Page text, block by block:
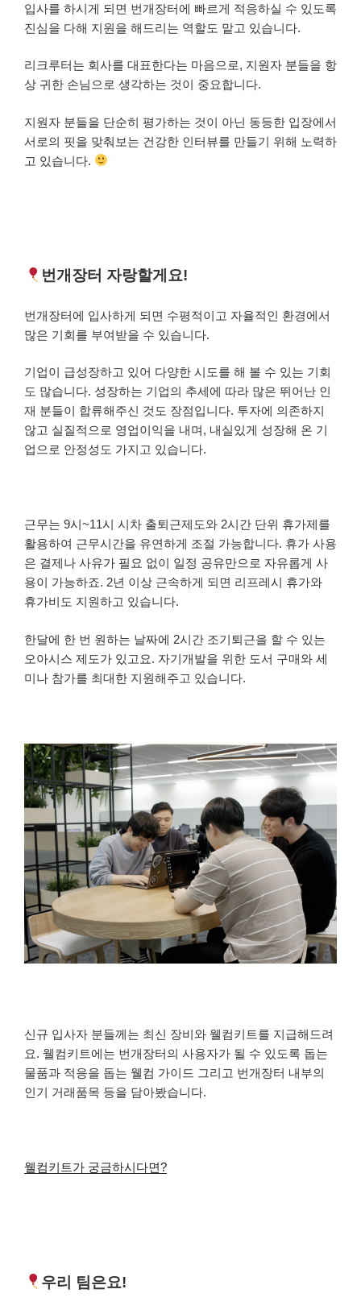
입사를 하시게 되면 번개장터에 빠르게 적응하실 수 있도록
진심을 다해 지원을 해드리는 역할도 맡고 있습니다.
리크루터는 회사를 대표한다는 마음으로, 지원자 분들을 항
상 귀한 손님으로 생각하는 것이 중요합니다.
지원자 분들을 단순히 평가하는 것이 아닌 동등한 입장에서
서로의 핏을 맞춰보는 건강한 인터뷰를 만들기 위해 노력하
고 있습니다.
번개장터 자랑할게요!
번개장터에 입사하게 되면 수평적이고 자율적인 환경에서
많은 기회를 부여받을 수 있습니다.
기업이 급성장하고 있어 다양한 시도를 해 볼 수 있는 기회
도 많습니다. 성장하는 기업의 추세에 따라 많은 뛰어난 인
재 분들이 합류해주신 것도 장점입니다. 투자에 의존하지
않고 실질적으로 영업이익을 내며, 내실있게 성장해 온 기
업으로 안정성도 가지고 있습니다.
근무는 9시~11시 시차 출퇴근제도와 2시간 단위 휴가제를
활용하여 근무시간을 유연하게 조절 가능합니다. 휴가 사용
은 결제나 사유가 필요 없이 일정 공유만으로 자유롭게 사
용이 가능하죠. 2년 이상 근속하게 되면 리프레시 휴가와
휴가비도 지원하고 있습니다.
한달에 한 번 원하는 날짜에 2시간 조기퇴근을 할 수 있는
오아시스 제도가 있고요. 자기개발을 위한 도서 구매와 세
미나 참가를 최대한 지원해주고 있습니다.
신규 입사자 분들께는 최신 장비와 웰컴키트를 지급해드려
요. 웰컴키트에는 번개장터의 사용자가 될 수 있도록 돕는
물품과 적응을 돕는 웰컴 가이드 그리고 번개장터 내부의
인기 거래품목 등을 담아봤습니다.
웰컴키트가 궁금하시다면?
우리 팀은요!